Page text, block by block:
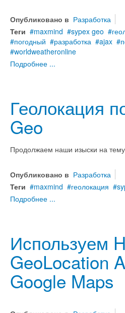
Опубликовано в Разработка
Теги
maxmind sypex geo
погодный
разработка ajax
worldweatheronline
Подробнее ...
Геолокация
Geo
Продолжаем наши изыски на
Опубликовано в Разработка
Теги
maxmind геолокация
Подробнее ...
Используем
GeoLocation
Google Maps